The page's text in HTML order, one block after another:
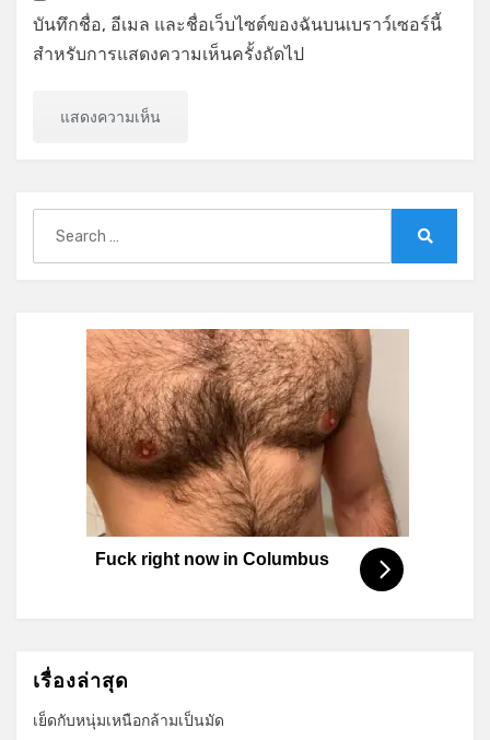
บันทึกชื่อ, อีเมล และชื่อเว็บไซต์ของฉันบนเบราว์เซอร์นี้
สำหรับการแสดงความเห็นครั้งถัดไป
for:
Fuck right now in Columbus
เรื่องล่าสุด
เย็ดกับหนุ่มเหนือกล้ามเป็นมัด